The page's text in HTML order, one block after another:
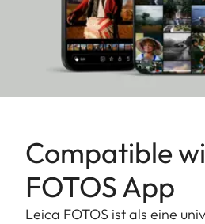
Trageriemen, Handschlaufen
Lederprotektoren in
Weiteres kompatibles
Objektivdeckel, Soft Release
Monitor-Schutzglas, Akku BP-
USB-C Kabel.
Compatible
FOTOS App
Leica FOTOS ist als eine